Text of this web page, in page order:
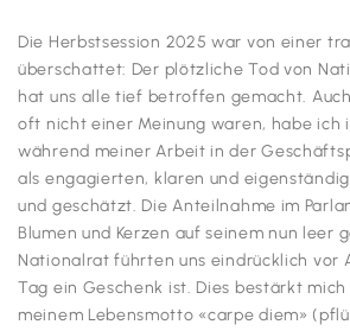
Die Herbstsession 2025 war von einer
überschattet: Der plötzliche Tod von
hat uns alle tief betroffen gemacht.
oft nicht einer Meinung waren, habe ich
während meiner Arbeit in der
als engagierten, klaren und
und geschätzt. Die Anteilnahme im
Blumen und Kerzen auf seinem nun leer
Nationalrat führten uns eindrücklich vor
Tag ein Geschenk ist. Dies bestärkt
meinem Lebensmotto «carpe diem»